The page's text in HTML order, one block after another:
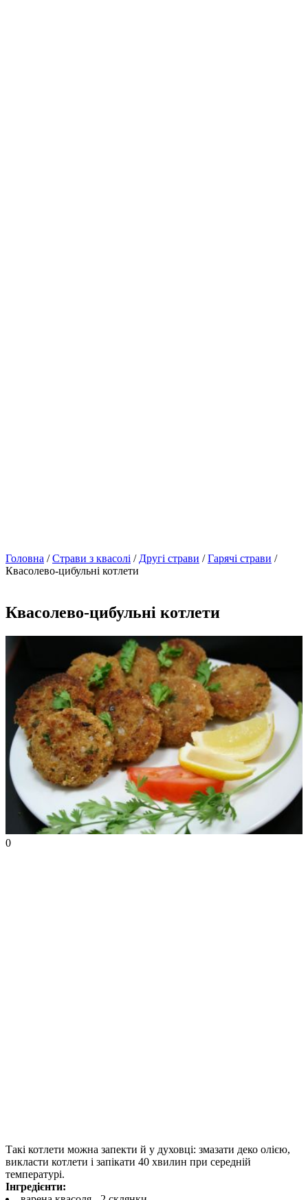
Головна /Страви з квасолі /Другі страви /Гарячі страви /
Квасолево-цибульні котлети
Квасолево-цибульні котлети
0
Такі котлети можна запекти й у духовці: змазати деко олією,
викласти котлети і запікати 40 хвилин при середній
температурі.
Інгредієнти: